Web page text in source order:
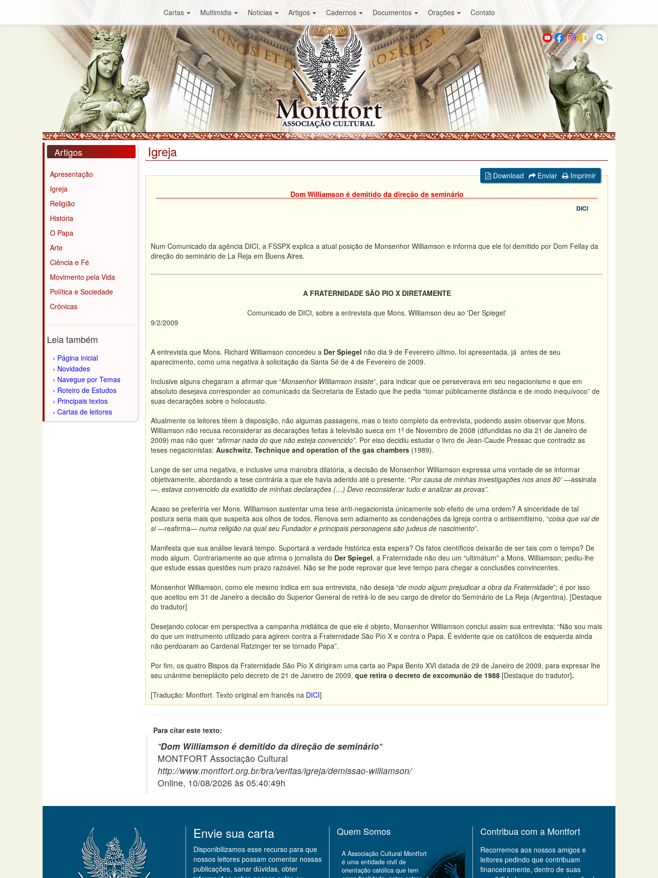
Cartas Multimidia Noticias Artigos Cadernos Documentos Orações Contato
Buscar
Artigos
Apresentação
Igreja
Religião
História
O Papa
Arte
Ciência e Fé
Movimento pela Vida
Política e Sociedade
Crônicas
Leia também
Página inicial
Novidades
Navegue por Temas
Roteiro de Estudos
Principais textos
Cartas de leitores
Igreja
Download Enviar
Imprimir
Dom Williamson é demitido da direção de seminário
DICI
Num Comunicado da agência DICI, a FSSPX explica a atual posição de Monsenhor Williamson e informa que ele foi demitido por Dom Fellay da
direção do seminário de La Reja em Buens Aires.
A FRATERNIDADE SÃO PIO X DIRETAMENTE
Comunicado de DICI, sobre a entrevista que Mons. Williamson deu ao 'Der Spiegel'
9/2/2009
A entrevista que Mons. Richard Williamson concedeu a Der Spiegel não dia 9 de Fevereiro último, foi apresentada, já antes de seu
aparecimento, como uma negativa à solicitação da Santa Sé de 4 de Fevereiro de 2009.
Inclusive alguns chegaram a afirmar que “Monsenhor Williamson insiste”, para indicar que oe perseverava em seu negacionismo e que em
absoluto desejava corresponder ao comunicado da Secretaria de Estado que lhe pedia “tomar públicamente distância e de modo inequívoco” de
suas decarações sobre o holocausto.
Atualmente os leitores têem à disposição, não algumas passagens, mas o texto completo da entrevista, podendo assim observar que Mons.
Williamson não recusa reconsiderar as decarações feitas à televisão sueca em 1º de Novembro de 2008 (difundidas no dia 21 de Janeiro de
2009) mas não quer “afirmar nada do que não esteja convencido”. Por eiso decidiu estudar o livro de Jean-Caude Pressac que contradiz as
teses negacionistas: Auschwitz. Technique and operation of the gas chambers (1989).
Longe de ser uma negativa, e inclusive uma manobra dilatória, a decisão de Monsenhor Williamson expressa uma vontade de se informar
objetivamente, abordando a tese contrária a que ele havia aderido até o presente. “Por causa de minhas investigações nos anos 80’—assinala
—, estava convencido da exatidão de minhas declarações (…) Devo reconsiderar tudo e analizar as provas”.
Acaso se preferiria ver Mons. Williamson sustentar uma tese anti-negacionista únicamente sob efeito de uma ordem? A sinceridade de tal
postura seria mais que suspeita aos olhos de todos. Renova sem adiamento as condenações da Igreja contra o antisemitismo, “coisa que vai de
si—reafirma— numa religião na qual seu Fundador e principais personagens são judeus de nascimento”.
Manifesta que sua análise levará tempo. Suportará a verdade histórica esta espera? Os fatos científicos deixarão de ser tais com o tempo? De
modo algum. Contrariamente ao que afirma o jornalista do Der Spiegel, a Fraternidade não deu um “ultimátum” a Mons. Williamson; pediu-lhe
que estude essas questões num prazo razoável. Não se lhe pode reprovar que leve tempo para chegar a conclusões convincentes.
Monsenhor Williamson, como ele mesmo indica em sua entrevista, não deseja “de modo algum prejudicar a obra da Fraternidade”; é por isso
que aceitou em 31 de Janeiro a decisão do Superior General de retirá-lo de seu cargo de diretor do Seminário de La Reja (Argentina). [Destaque
do tradutor]
Desejando colocar em perspectiva a campanha midiática de que ele é objeto, Monsenhor Williamson conclui assim sua entrevista: “Não sou mais
do que um instrumento utilizado para agirem contra a Fraternidade São Pío X e contra o Papa. É evidente que os católicos de esquerda ainda
não perdoaram ao Cardenal Ratzinger ter se tornado Papa”.
Por fim, os quatro Bispos da Fraternidade São Pío X dirigiram uma carta ao Papa Bento XVI datada de 29 de Janeiro de 2009, para expresar lhe
seu unânime beneplácito pelo decreto de 21 de Janeiro de 2009, que retira o decreto de excomunão de 1988 [Destaque do tradutor].
[Tradução: Montfort. Texto original em francês na DICI]
Para citar este texto:
"Dom Williamson é demitido da direção de seminário"
MONTFORT Associação Cultural
http://www.montfort.org.br/bra/veritas/igreja/demissao-williamson/
Online, 10/08/2026 às 05:40:49h
Envie sua carta
Disponibilizamos esse recurso para que
nossos leitores possam comentar nossas
publicações, sanar dúvidas, obter
Quem Somos
A Associação Cultural Montfort
é uma entidade civil de
orientação católica que tem
Contribua com a Montfort
Recorremos aos nossos amigos e
leitores pedindo que contribuam
financeiramente, dentro de suas